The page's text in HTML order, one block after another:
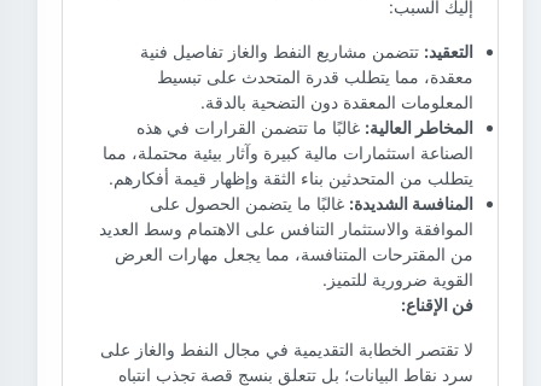
إليك السبب:
التعقيد: تتضمن مشاريع النفط والغاز تفاصيل فنية
معقدة، مما يتطلب قدرة المتحدث على تبسيط
المعلومات المعقدة دون التضحية بالدقة.
المخاطر العالية: غالبًا ما تتضمن القرارات في هذه
الصناعة استثمارات مالية كبيرة وآثار بيئية محتملة، مما
يتطلب من المتحدثين بناء الثقة وإظهار قيمة أفكارهم.
المنافسة الشديدة: غالبًا ما يتضمن الحصول على
الموافقة والاستثمار التنافس على الاهتمام وسط العديد
من المقترحات المتنافسة، مما يجعل مهارات العرض
القوية ضرورية للتميز.
فن الإقناع:
لا تقتصر الخطابة التقديمية في مجال النفط والغاز على
سرد نقاط البيانات؛ بل تتعلق بنسج قصة تجذب انتباه